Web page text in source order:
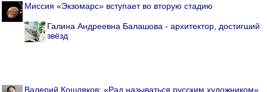
Миссия «Экзомарс» вступает во вторую стадию
Галина Андреевна Балашова - архитектор, достигший
звёзд
Валерий Кошляков: «Рад называться русским художником»